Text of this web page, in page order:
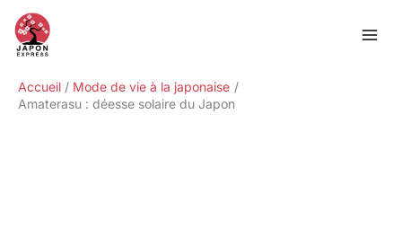
contenu
Accueil
Mode de vie à la japonaise
Amaterasu : déesse solaire du Japon
Rechercher